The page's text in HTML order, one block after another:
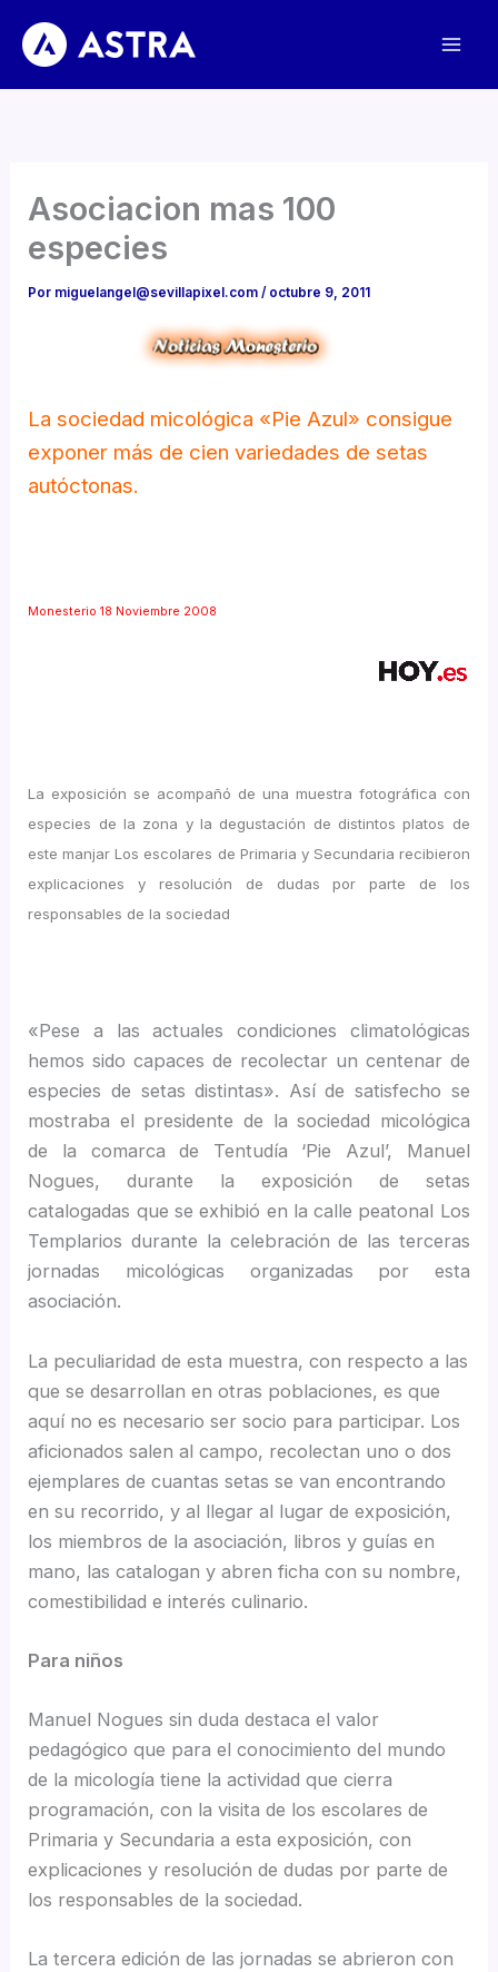
contenido
Asociacion mas 100
especies
Por miguelangel@sevillapixel.com/ octubre 9, 2011
La sociedad micológica «Pie Azul» consigue
exponer más de cien variedades de setas
autóctonas.
Monesterio 18 Noviembre 2008
La exposición se acompañó de una muestra fotográfica con
especies de la zona y la degustación de distintos platos de
este manjar Los escolares de Primaria y Secundaria recibieron
explicaciones y resolución de dudas por parte de los
responsables de la sociedad
«Pese a las actuales condiciones climatológicas
hemos sido capaces de recolectar un centenar de
especies de setas distintas». Así de satisfecho se
mostraba el presidente de la sociedad micológica
de la comarca de Tentudía ‘Pie Azul’, Manuel
Nogues, durante la exposición de setas
catalogadas que se exhibió en la calle peatonal Los
Templarios durante la celebración de las terceras
jornadas micológicas organizadas por esta
asociación.
La peculiaridad de esta muestra, con respecto a las
que se desarrollan en otras poblaciones, es que
aquí no es necesario ser socio para participar. Los
aficionados salen al campo, recolectan uno o dos
ejemplares de cuantas setas se van encontrando
en su recorrido, y al llegar al lugar de exposición,
los miembros de la asociación, libros y guías en
mano, las catalogan y abren ficha con su nombre,
comestibilidad e interés culinario.
Para niños
Manuel Nogues sin duda destaca el valor
pedagógico que para el conocimiento del mundo
de la micología tiene la actividad que cierra
programación, con la visita de los escolares de
Primaria y Secundaria a esta exposición, con
explicaciones y resolución de dudas por parte de
los responsables de la sociedad.
La tercera edición de las jornadas se abrieron con